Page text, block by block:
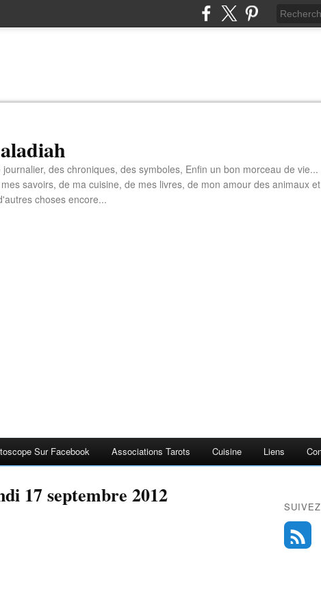
journalier, des chroniques, des symboles, Enfin un bon morceau de vie...
savoirs, de ma cuisine, de mes livres, de mon amour des animaux et
choses encore...
Sur Facebook Associations Tarots Cuisine Liens
17 septembre 2012